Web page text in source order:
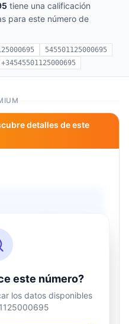
tiene una calificación
para este número de
545501125000695
detalles de este
este número?
los datos disponibles